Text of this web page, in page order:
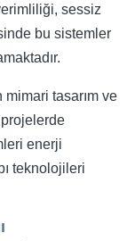
sessiz
bu sistemler
mimari tasarım ve
projelerde
enerji
teknolojileri